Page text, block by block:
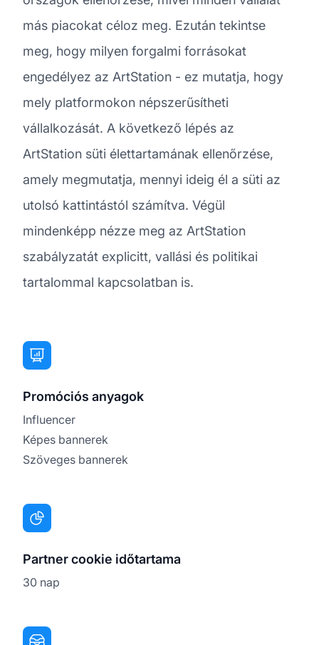
más piacokat céloz meg. Ezután tekintse
meg, hogy milyen forgalmi forrásokat
engedélyez az ArtStation - ez mutatja, hogy
mely platformokon népszerűsítheti
vállalkozását. A következő lépés az
ArtStation süti élettartamának ellenőrzése,
amely megmutatja, mennyi ideig él a süti az
utolsó kattintástól számítva. Végül
mindenképp nézze meg az ArtStation
szabályzatát explicitt, vallási és politikai
tartalommal kapcsolatban is.
Promóciós anyagok
Influencer
Képes bannerek
Szöveges bannerek
Partner cookie időtartama
30 nap